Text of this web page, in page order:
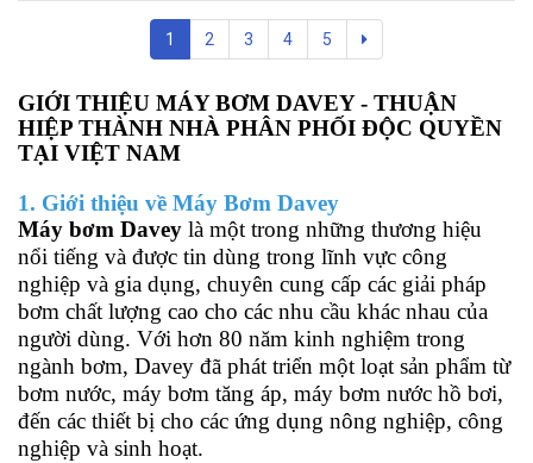
1 2 3 4 5
GIỚI THIỆU MÁY BƠM DAVEY - THUẬN
HIỆP THÀNH NHÀ PHÂN PHỐI ĐỘC QUYỀN
TẠI VIỆT NAM
1. Giới thiệu về Máy Bơm Davey
Máy bơm Davey là một trong những thương hiệu
nổi tiếng và được tin dùng trong lĩnh vực công
nghiệp và gia dụng, chuyên cung cấp các giải pháp
bơm chất lượng cao cho các nhu cầu khác nhau của
người dùng. Với hơn 80 năm kinh nghiệm trong
ngành bơm, Davey đã phát triển một loạt sản phẩm từ
bơm nước, máy bơm tăng áp, máy bơm nước hồ bơi,
đến các thiết bị cho các ứng dụng nông nghiệp, công
nghiệp và sinh hoạt.